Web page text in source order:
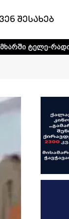
შესახებ
კომპანია